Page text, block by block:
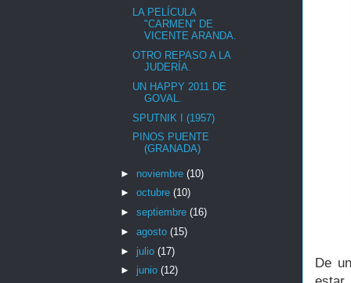
De
LA PELÍCULA
"CARMEN" DE
VICENTE ARANDA.
OTRO REPASO A LA
JUDERÍA.
UN HAPPY 2011 DE
GOVAL.
SPUTNIK I (1957)
PINOS PUENTE
(GRANADA)
► noviembre (10)
► octubre (10)
► septiembre (16)
► agosto (15)
► julio (17)
► junio (12)